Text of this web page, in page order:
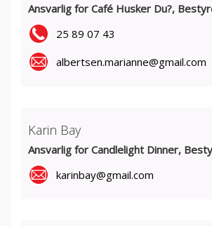
Ansvarlig for Café Husker Du?,
25 89 07 43
albertsen.marianne@gmail.com
Karin Bay
Ansvarlig for Candlelight Dinner,
karinbay@gmail.com